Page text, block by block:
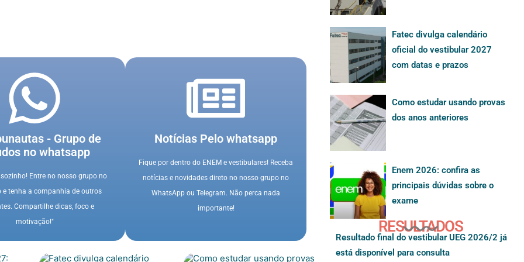
- Grupo de
no whatsapp
Entre no nosso grupo no
e tenha a companhia de outros
Compartilhe dicas, foco e
motivação!"
Notícias Pelo whatsapp
Fique por dentro do ENEM e vestibulares! Receba
notícias e novidades direto no nosso grupo no
WhatsApp ou Telegram. Não perca nada
importante!
Fatec divulga calendário
oficial do vestibular 2027
com datas e prazos
Como estudar usando provas
dos anos anteriores
Enem 2026: confira as
principais dúvidas sobre o
exame
RESULTADOS
Resultado final do vestibular UEG 2026/2 já
está disponível para consulta